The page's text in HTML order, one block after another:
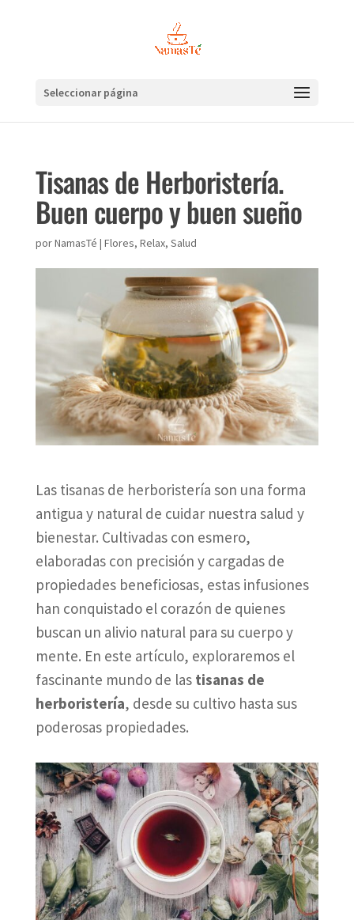
Seleccionar página
Tisanas de Herboristería.
Buen cuerpo y buen sueño
porNamasTé | Flores, Relax, Salud
Las tisanas de herboristería son una forma
antigua y natural de cuidar nuestra salud y
bienestar. Cultivadas con esmero,
elaboradas con precisión y cargadas de
propiedades beneficiosas, estas infusiones
han conquistado el corazón de quienes
buscan un alivio natural para su cuerpo y
mente. En este artículo, exploraremos el
fascinante mundo de las tisanas de
herboristería, desde su cultivo hasta sus
poderosas propiedades.